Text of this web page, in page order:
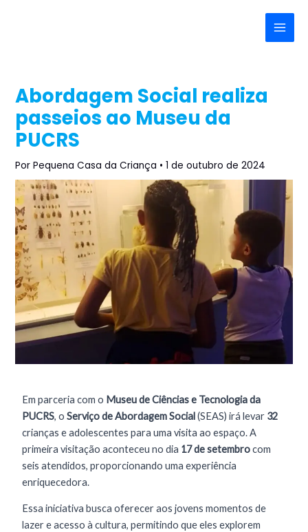
Main
Menu
Abordagem Social realiza
passeios ao Museu da
PUCRS
PorPequena Casa da Criança •1 de outubro de 2024
Em parceria com o Museu de Ciências e Tecnologia da
PUCRS, oServiço de Abordagem Social(SEAS) irá levar 32
crianças e adolescentes para uma visita ao espaço. A
primeira visitação aconteceu no dia 17 de setembrocom
seis atendidos, proporcionando uma experiência
enriquecedora.
Essa iniciativa busca oferecer aos jovens momentos de
lazer e acesso à cultura, permitindo que eles explorem